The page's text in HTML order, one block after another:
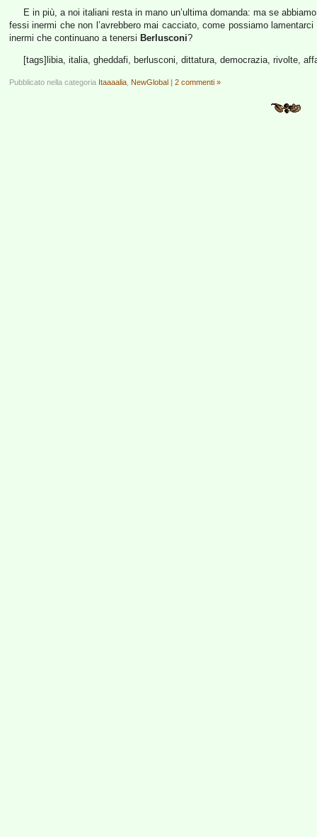
E in più, a noi italiani resta in mano un’ultima domanda: ma se
fessi inermi che non l’avrebbero mai cacciato, come possiamo
inermi che continuano a tenersi Berlusconi?
[tags]libia, italia, gheddafi, berlusconi, dittatura, democrazia, rivolte,
Pubblicato nella categoria Itaaaalia NewGlobal | 2 commenti »